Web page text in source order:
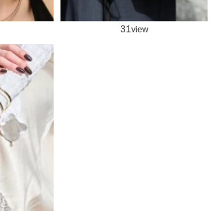
31 view